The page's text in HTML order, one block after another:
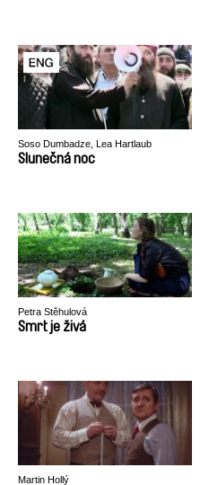
Soso Dumbadze, Lea Hartlaub
Slunečná noc
Petra Stěhulová
Smrt je živá
Martin Hollý